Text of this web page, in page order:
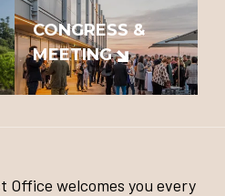
CONGRESS &
MEETING
Office welcomes you every